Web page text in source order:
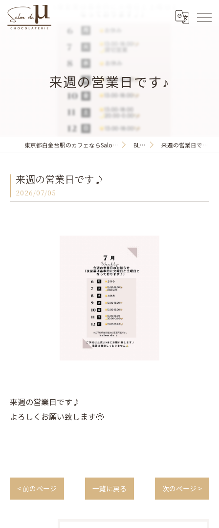
来週の営業日です♪
東京都白金台駅のカフェならSalon de μ BLOG 来週の営業日です♪
来週の営業日です♪
2026/07/05
来週の営業日です♪
よろしくお願い致します🥺
< 前のページ 一覧に戻る 次のページ >